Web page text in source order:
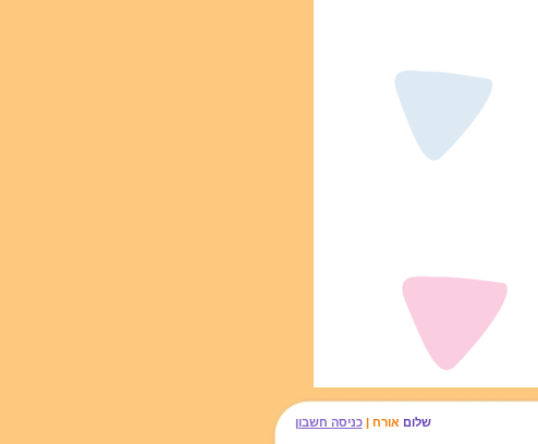
שלום אורח |כניסה חשבון